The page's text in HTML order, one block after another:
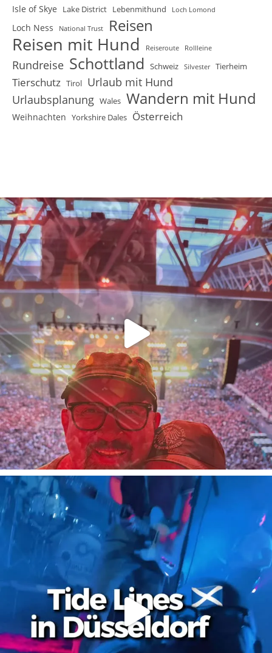
Isle of Skye Lake District Lebenmithund Loch Lomond
Loch Ness National Trust Reisen
Reisen mit Hund Reiseroute Rollleine
Rundreise Schottland Schweiz Silvester Tierheim
Tierschutz Tirol Urlaub mit Hund
Urlaubsplanung Wales Wandern mit Hund
Weihnachten Yorkshire Dales Österreich